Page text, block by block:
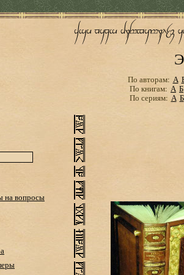
По авторам: А
По книгам: А Б
По сериям: А Б
на вопросы